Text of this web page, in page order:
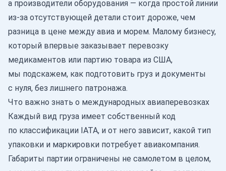
а производители оборудования — когда простой линии
из-за отсутствующей детали стоит дороже, чем
разница в цене между авиа и морем. Малому бизнесу,
который впервые заказывает перевозку
медикаментов или партию товара из США,
мы подскажем, как подготовить груз и документы
с нуля, без лишнего патронажа.
Что важно знать о международных авиаперевозках
Каждый вид груза имеет собственный код
по классификации IATA, и от него зависит, какой тип
упаковки и маркировки потребует авиакомпания.
Габариты партии ограничены не самолетом в целом,